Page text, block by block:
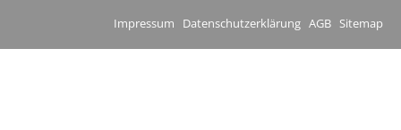
Impressum Datenschutzerklärung AGB Sitemap